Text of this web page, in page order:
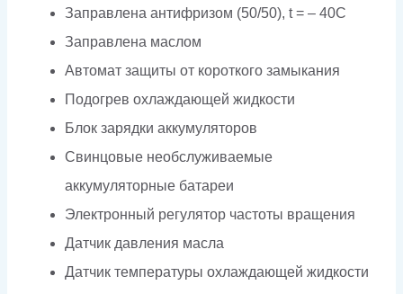
Заправлена антифризом (50/50), t = – 40C
Заправлена маслом
Автомат защиты от короткого замыкания
Подогрев охлаждающей жидкости
Блок зарядки аккумуляторов
Свинцовые необслуживаемые
аккумуляторные батареи
Электронный регулятор частоты вращения
Датчик давления масла
Датчик температуры охлаждающей жидкости